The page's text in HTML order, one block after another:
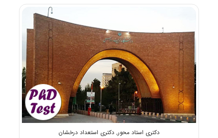
استاد
کردستان
۱۴۰۵
دکتری استاد محور, دکتری استعداد درخشان